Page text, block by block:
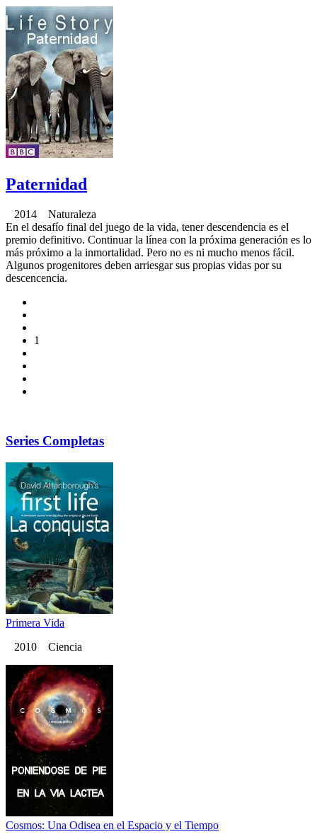
Paternidad
2014 Naturaleza
En el desafío final del juego de la vida, tener descendencia es el
premio definitivo. Continuar la línea con la próxima generación es lo
más próximo a la inmortalidad. Pero no es ni mucho menos fácil.
Algunos progenitores deben arriesgar sus propias vidas por su
descencencia.
1
Series Completas
Primera Vida
2010 Ciencia
Cosmos: Una Odisea en el Espacio y el Tiempo